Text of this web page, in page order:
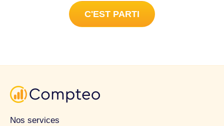
C'EST PARTI
Nos services